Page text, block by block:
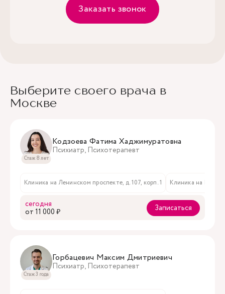
Заказать звонок
Выберите своего врача в
Москве
Стаж 8 лет
Кодзоева Фатима Хаджимуратовна
Психиатр, Психотерапевт
Клиника на Ленинском проспекте, д. 107, корп. 1 Клиника на
сегодня
oт 11 000 ₽
Записаться
Стаж 3 года
Горбацевич Максим Дмитриевич
Психиатр, Психотерапевт